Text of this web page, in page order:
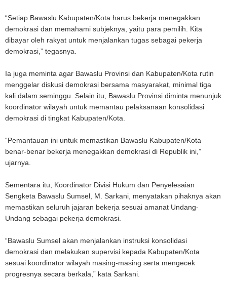
“Setiap Bawaslu Kabupaten/Kota harus bekerja menegakkan
demokrasi dan memahami subjeknya, yaitu para pemilih. Kita
dibayar oleh rakyat untuk menjalankan tugas sebagai pekerja
demokrasi,” tegasnya.
Ia juga meminta agar Bawaslu Provinsi dan Kabupaten/Kota rutin
menggelar diskusi demokrasi bersama masyarakat, minimal tiga
kali dalam seminggu. Selain itu, Bawaslu Provinsi diminta menunjuk
koordinator wilayah untuk memantau pelaksanaan konsolidasi
demokrasi di tingkat Kabupaten/Kota.
“Pemantauan ini untuk memastikan Bawaslu Kabupaten/Kota
benar-benar bekerja menegakkan demokrasi di Republik ini,”
ujarnya.
Sementara itu, Koordinator Divisi Hukum dan Penyelesaian
Sengketa Bawaslu Sumsel, M. Sarkani, menyatakan pihaknya akan
memastikan seluruh jajaran bekerja sesuai amanat Undang-
Undang sebagai pekerja demokrasi.
“Bawaslu Sumsel akan menjalankan instruksi konsolidasi
demokrasi dan melakukan supervisi kepada Kabupaten/Kota
sesuai koordinator wilayah masing-masing serta mengecek
progresnya secara berkala,” kata Sarkani.